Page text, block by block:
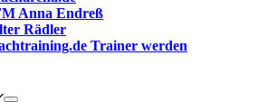
Anna Endreß
Rädler
Trainer werden